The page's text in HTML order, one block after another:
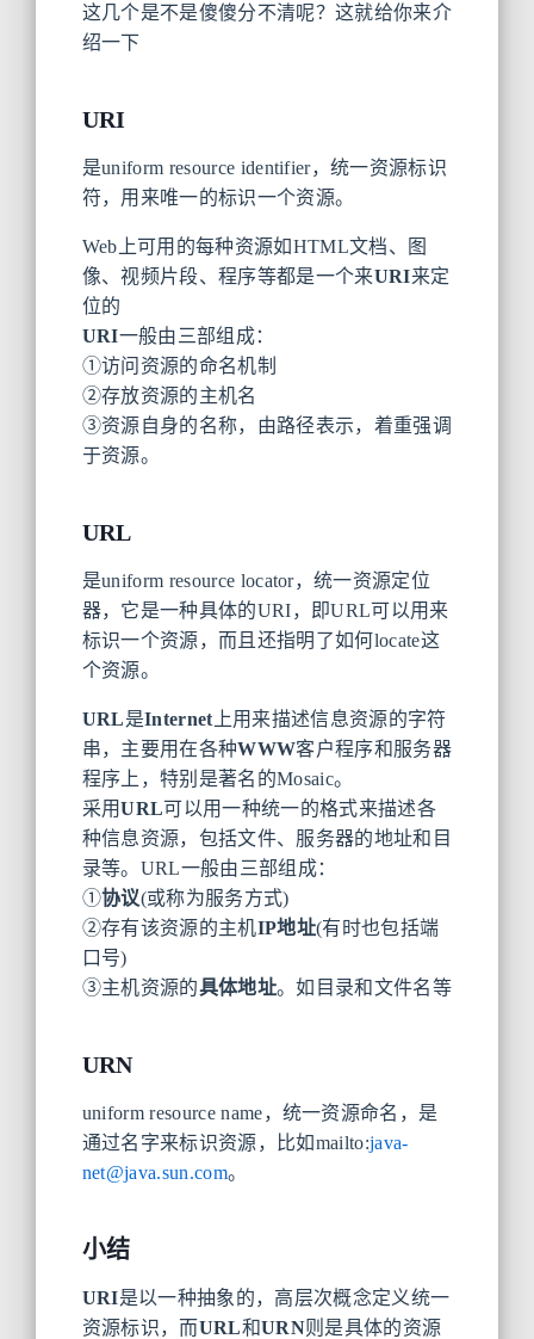
这几个是不是傻傻分不清呢？这就给你来介
绍一下
URI
是uniform resource identifier，统一资源标识
符，用来唯一的标识一个资源。
Web上可用的每种资源如HTML文档、图
像、视频片段、程序等都是一个来URI来定
位的
URI一般由三部组成：
①访问资源的命名机制
②存放资源的主机名
③资源自身的名称，由路径表示，着重强调
于资源。
URL
是uniform resource locator，统一资源定位
器，它是一种具体的URI，即URL可以用来
标识一个资源，而且还指明了如何locate这
个资源。
URL是Internet 上用来描述信息资源的字符
串，主要用在各种WWW客户程序和服务器
程序上，特别是著名的Mosaic。
采用URL可以用一种统一的格式来描述各
种信息资源，包括文件、服务器的地址和目
录等。URL一般由三部组成：
①协议(或称为服务方式)
②存有该资源的主机IP地址(有时也包括端
口号)
③主机资源的具体地址。如目录和文件名等
URN
uniform resource name，统一资源命名，是
通过名字来标识资源，比如mailto:java-
net@java.sun.com。
小结
URI是以一种抽象的，高层次概念定义统一
资源标识，而URL和URN则是具体的资源